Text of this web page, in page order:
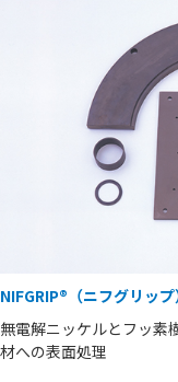
NIFGRIP®（ニフグリップ
無電解ニッケルとフッ
材への表面処理